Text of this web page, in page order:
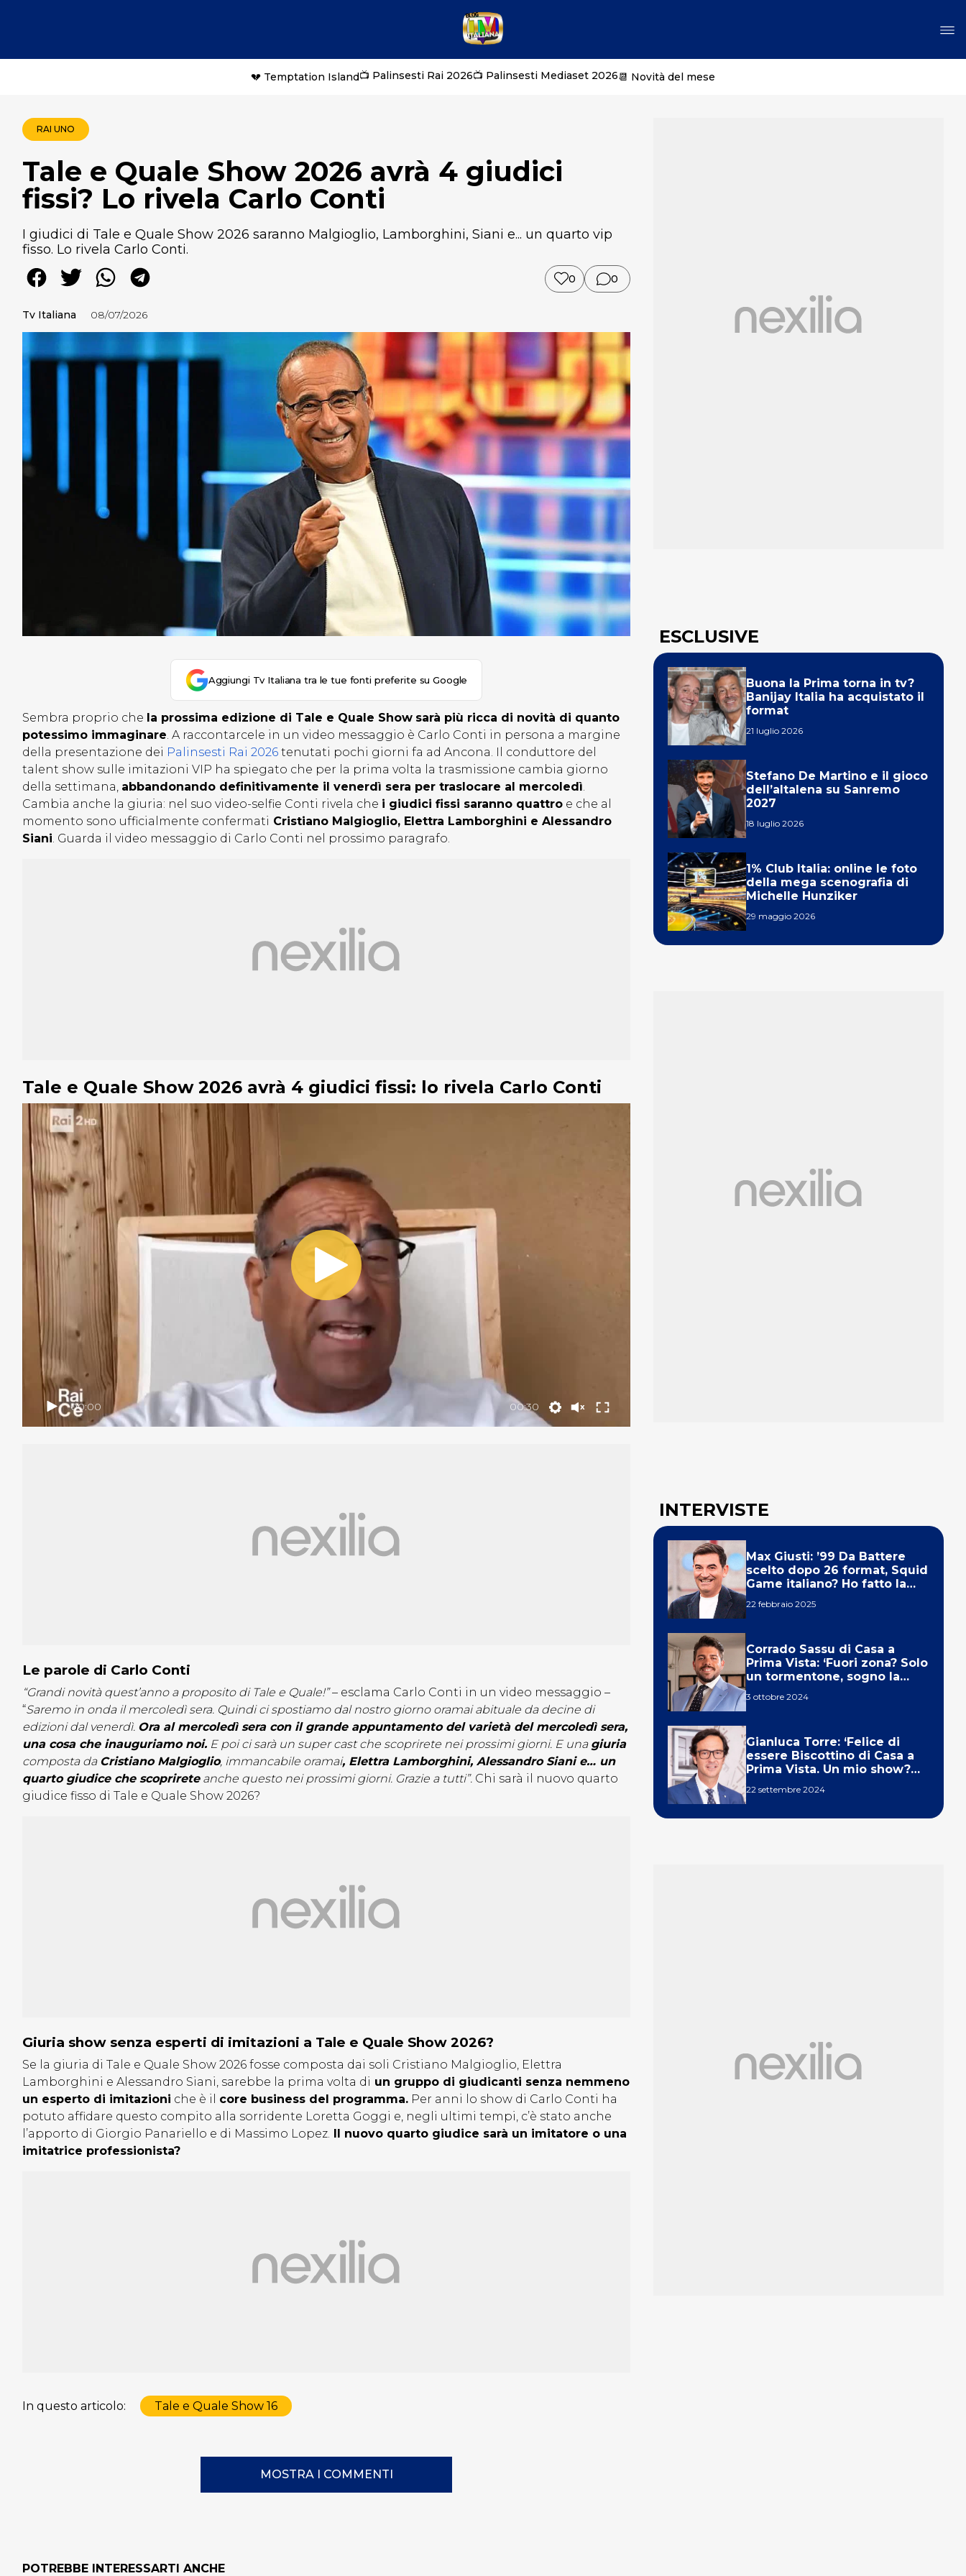
💔 Temptation Island📺 Palinsesti Rai 2026📺 Palinsesti Mediaset 2026📆 Novità del mese
RAI UNO
Tale e Quale Show 2026 avrà 4 giudici
fissi? Lo rivela Carlo Conti
I giudici di Tale e Quale Show 2026 saranno Malgioglio, Lamborghini, Siani e... un quarto vip
fisso. Lo rivela Carlo Conti.
0 0
Tv Italiana 08/07/2026
Aggiungi Tv Italiana tra le tue fonti preferite su Google
Sembra proprio che la prossima edizione di Tale e Quale Show sarà più ricca di novità di quanto
potessimo immaginare. A raccontarcele in un video messaggio è Carlo Conti in persona a margine
della presentazione dei Palinsesti Rai 2026 tenutati pochi giorni fa ad Ancona. Il conduttore del
talent show sulle imitazioni VIP ha spiegato che per la prima volta la trasmissione cambia giorno
della settimana, abbandonando definitivamente il venerdì sera per traslocare al mercoledì.
Cambia anche la giuria: nel suo video-selfie Conti rivela che i giudici fissi saranno quattro e che al
momento sono ufficialmente confermati Cristiano Malgioglio, Elettra Lamborghini e Alessandro
Siani. Guarda il video messaggio di Carlo Conti nel prossimo paragrafo.
Tale e Quale Show 2026 avrà 4 giudici fissi: lo rivela Carlo Conti
00:00 00:30
Le parole di Carlo Conti
“Grandi novità quest’anno a proposito di Tale e Quale!”– esclama Carlo Conti in un video messaggio –
“Saremo in onda il mercoledì sera. Quindi ci spostiamo dal nostro giorno oramai abituale da decine di
edizioni dal venerdì. Ora al mercoledì sera con il grande appuntamento del varietà del mercoledì sera,
una cosa che inauguriamo noi. E poi ci sarà un super cast che scoprirete nei prossimi giorni. E una giuria
composta da Cristiano Malgioglio, immancabile oramai, Elettra Lamborghini, Alessandro Siani e… un
quarto giudice che scoprireteanche questo nei prossimi giorni. Grazie a tutti”. Chi sarà il nuovo quarto
giudice fisso di Tale e Quale Show 2026?
Giuria show senza esperti di imitazioni a Tale e Quale Show 2026?
Se la giuria di Tale e Quale Show 2026 fosse composta dai soli Cristiano Malgioglio, Elettra
Lamborghini e Alessandro Siani, sarebbe la prima volta di un gruppo di giudicanti senza nemmeno
un esperto di imitazioni che è il core business del programma. Per anni lo show di Carlo Conti ha
potuto affidare questo compito alla sorridente Loretta Goggi e, negli ultimi tempi, c’è stato anche
l’apporto di Giorgio Panariello e di Massimo Lopez. Il nuovo quarto giudice sarà un imitatore o una
imitatrice professionista?
In questo articolo: Tale e Quale Show 16
MOSTRA I COMMENTI
POTREBBE INTERESSARTI ANCHE
ESCLUSIVE
Buona la Prima torna in tv?
Banijay Italia ha acquistato il
format
21 luglio 2026
Stefano De Martino e il gioco
dell’altalena su Sanremo
2027
18 luglio 2026
1% Club Italia: online le foto
della mega scenografia di
Michelle Hunziker
29 maggio 2026
INTERVISTE
Max Giusti: ’99 Da Battere
scelto dopo 26 format, Squid
Game italiano? Ho fatto la
22 febbraio 2025
Corrado Sassu di Casa a
Prima Vista: ‘Fuori zona? Solo
un tormentone, sogno la
3 ottobre 2024
Gianluca Torre: ‘Felice di
essere Biscottino di Casa a
Prima Vista. Un mio show?
22 settembre 2024